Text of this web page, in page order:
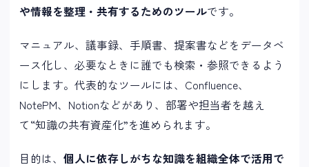
や情報を整理・共有するためのツールです。
マニュアル、議事録、手順書、提案書などをデータベ
ース化し、必要なときに誰でも検索・参照できるよう
にします。代表的なツールには、Confluence、
NotePM、Notionなどがあり、部署や担当者を越え
て“知識の共有資産化”を進められます。
目的は、 個人に依存しがちな知識を組織全体で活用で